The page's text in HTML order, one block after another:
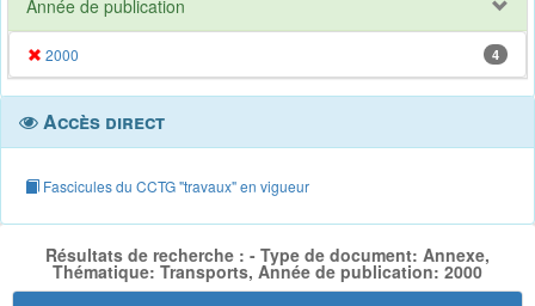
Année de publication
2000 4
Accès direct
Fascicules du CCTG "travaux" en vigueur
Résultats de recherche : - Type de document: Annexe,
Thématique: Transports, Année de publication: 2000